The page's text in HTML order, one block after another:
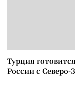
Турция
России с Северо-